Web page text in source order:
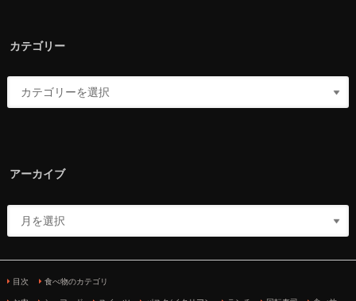
カテゴリー
アーカイブ
目次 食べ物のカテゴリ